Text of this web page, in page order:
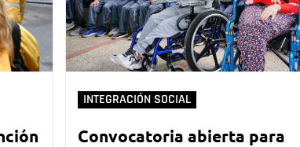
INTEGRACIÓN SOCIAL
Convocatoria abierta para